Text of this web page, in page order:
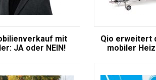
mit
JA oder NEIN!
Qio erweitert
mobiler